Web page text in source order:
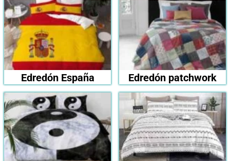
Edredón España Edredón patchwork